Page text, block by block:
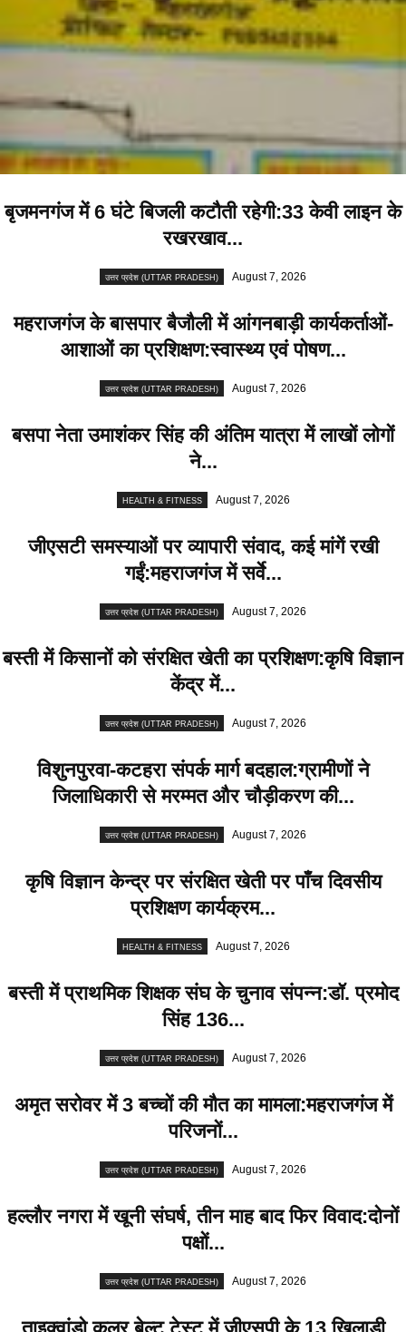
बृजमनगंज में 6 घंटे बिजली कटौती रहेगी:33 केवी लाइन के
रखरखाव...
उत्तर प्रदेश (UTTAR PRADESH) August 7, 2026
महराजगंज के बासपार बैजौली में आंगनबाड़ी कार्यकर्ताओं-
आशाओं का प्रशिक्षण:स्वास्थ्य एवं पोषण...
उत्तर प्रदेश (UTTAR PRADESH) August 7, 2026
बसपा नेता उमाशंकर सिंह की अंतिम यात्रा में लाखों लाेगाें
ने...
HEALTH & FITNESS August 7, 2026
जीएसटी समस्याओं पर व्यापारी संवाद, कई मांगें रखी
गईं:महराजगंज में सर्वे...
उत्तर प्रदेश (UTTAR PRADESH) August 7, 2026
बस्ती में किसानों को संरक्षित खेती का प्रशिक्षण:कृषि विज्ञान
केंद्र में...
उत्तर प्रदेश (UTTAR PRADESH) August 7, 2026
विशुनपुरवा-कटहरा संपर्क मार्ग बदहाल:ग्रामीणों ने
जिलाधिकारी से मरम्मत और चौड़ीकरण की...
उत्तर प्रदेश (UTTAR PRADESH) August 7, 2026
कृषि विज्ञान केन्द्र पर संरक्षित खेती पर पाँच दिवसीय
प्रशिक्षण कार्यक्रम...
HEALTH & FITNESS August 7, 2026
बस्ती में प्राथमिक शिक्षक संघ के चुनाव संपन्न:डॉ. प्रमोद
सिंह 136...
उत्तर प्रदेश (UTTAR PRADESH) August 7, 2026
अमृत सरोवर में 3 बच्चों की मौत का मामला:महराजगंज में
परिजनों...
उत्तर प्रदेश (UTTAR PRADESH) August 7, 2026
हल्लौर नगरा में खूनी संघर्ष, तीन माह बाद फिर विवाद:दोनों
पक्षों...
उत्तर प्रदेश (UTTAR PRADESH) August 7, 2026